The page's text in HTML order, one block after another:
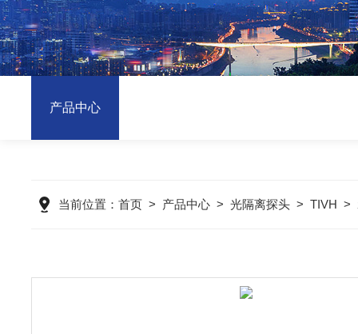
产品中心
当前位置： 首页 > 产品中心 > 光隔离探头 > TIVH >